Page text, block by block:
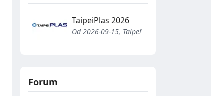
TaipeiPlas 2026
Od 2026-09-15, Taipei
Forum